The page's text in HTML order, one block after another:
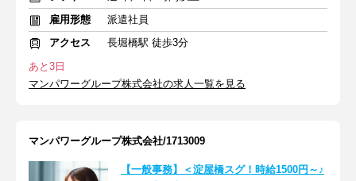
雇用形態
派遣社員
アクセス
長堀橋駅 徒歩3分
あと3日
マンパワーグループ株式会社の求人一覧を見る
マンパワーグループ株式会社/1713009
【一般事務】＜淀屋橋スグ！時給1500円～♪